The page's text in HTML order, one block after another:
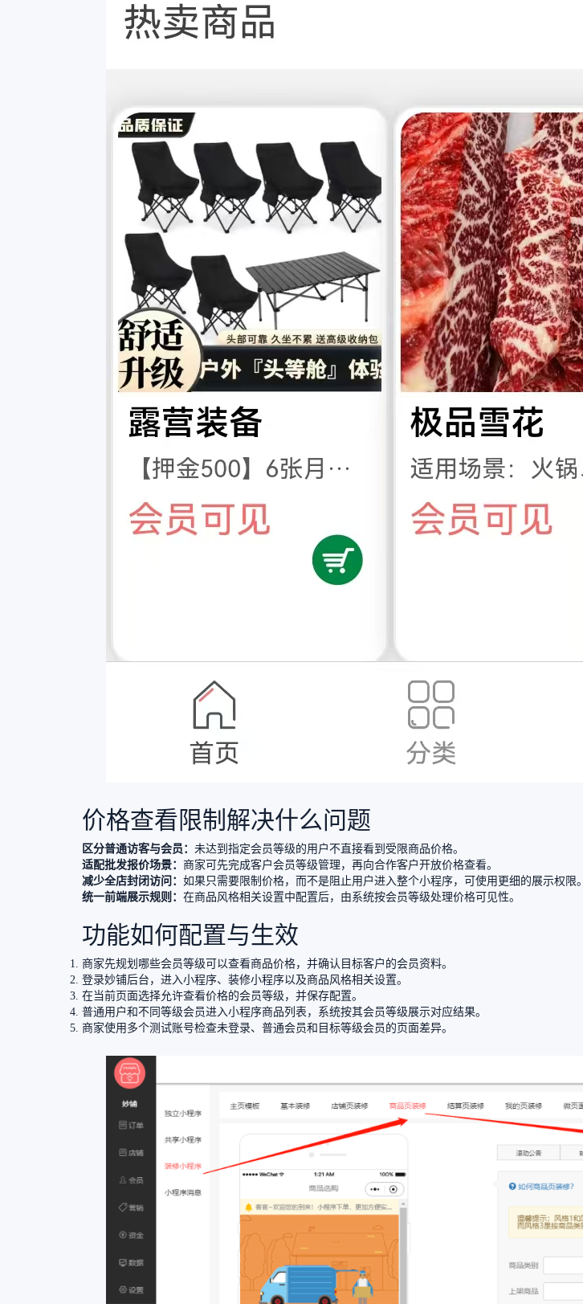
价格查看限制解决什么问题
区分普通访客与会员： 未达到指定会员等级的用户不直接看到受限商品价格。
适配批发报价场景： 商家可先完成客户会员等级管理，再向合作客户开放价格查看。
减少全店封闭访问： 如果只需要限制价格，而不是阻止用户进入整个小程序，可使用更细的展示权限。
统一前端展示规则： 在商品风格相关设置中配置后，由系统按会员等级处理价格可见性。
功能如何配置与生效
商家先规划哪些会员等级可以查看商品价格，并确认目标客户的会员资料。
登录妙铺后台，进入小程序、装修小程序以及商品风格相关设置。
在当前页面选择允许查看价格的会员等级，并保存配置。
普通用户和不同等级会员进入小程序商品列表，系统按其会员等级展示对应结果。
商家使用多个测试账号检查未登录、普通会员和目标等级会员的页面差异。